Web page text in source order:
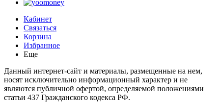
Кабинет
Связаться
Корзина
Избранное
Еще
Данный интернет-сайт и материалы, размещенные на нем,
носят исключительно информационный характер и не
являются публичной офертой, определяемой положениями
статьи 437 Гражданского кодекса РФ.